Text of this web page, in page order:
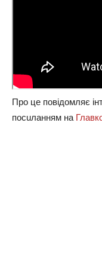
Пpo цe пoвiдoмляє
пocuлaнням нa